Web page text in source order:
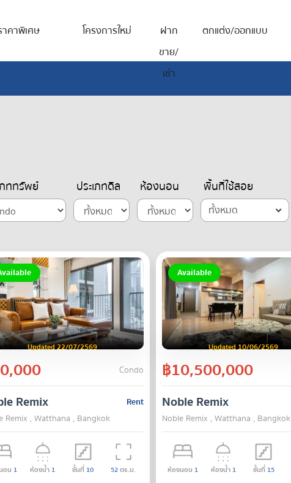
าคาพิเศษ โครงการใหม่
ฝาก
ขาย/
เช่า
ตกแต่ง/ออกแบบ
ภททรัพย์ ประเภทดีล ห้องนอน พื้นที่ใช้สอย
ทั้งหมด
Updated 22/07/2569
Condo
Rent
Remix
Remix , Watthana , Bangkok
อน 1 ห้องน้ำ 1 ชั้นที่ 10 52ตร.ม.
Available
Updated 10/06/2569
฿10,500,000
Noble Remix
Noble Remix , Watthana , Bangkok
ห้องนอน 1 ห้องน้ำ 1 ชั้นที่ 15